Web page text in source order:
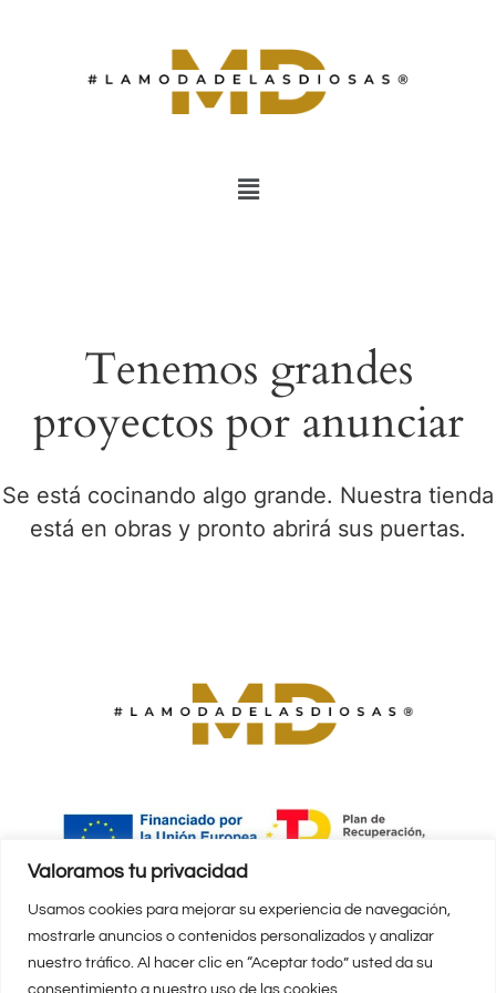
Valoramos tu privacidad
Usamos cookies para mejorar su experiencia de navegación,
mostrarle anuncios o contenidos personalizados y analizar
nuestro tráfico. Al hacer clic en “Aceptar todo” usted da su
consentimiento a nuestro uso de las cookies.
Tenemos grandes
proyectos por anunciar
Se está cocinando algo grande. Nuestra tienda
está en obras y pronto abrirá sus puertas.
Finanaciado por la Unión Europea – Next
GenerationEU
Mapa Web Declaración de Accesibilidad